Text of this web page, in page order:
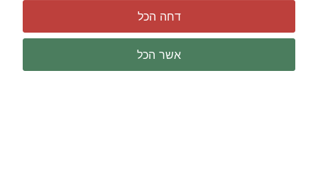
דחה הכל
אשר הכל